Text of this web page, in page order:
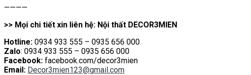
————
>> Mọi chi tiết xin liên hệ: Nội thất DECOR3MIEN
Hotline: 0934 933 555 – 0935 656 000
Zalo: 0934 933 555 – 0935 656 000
Facebook: facebook.com/decor3mien
Email: Decor3mien123@gmail.com